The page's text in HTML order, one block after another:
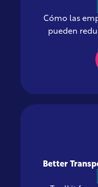
Cómo las
pueden
Better